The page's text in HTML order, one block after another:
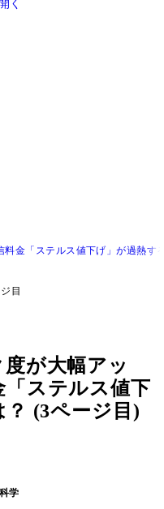
く
金「ステルス値下げ」が過熱す
目
度が大幅アッ
ステルス値下
(3ページ目)
学